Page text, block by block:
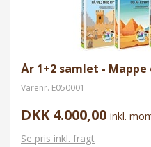
År 1+2 samlet -
Varenr. E050001
DKK 4.000,00 inkl.
Se pris inkl. fragt